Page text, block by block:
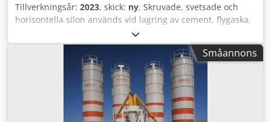
Tillverkningsår: 2023, skick: ny, Skruvade, svetsade och
horisontella silon används vid lagring av cement, flygaska,
bentonit och andra bulkmaterial. Csdpfx Amegau Umeroha
Svetsade silon För mindre lagringskapaciteter föredras
svetsade silon, då de kan monteras och tas i drift inom två
timmar med endast en kran. Denna lösning är att föredra
vid lokala installationer där transportkostnader kan
försummas. Semix kan tillverka svetsade silon med en
kapacitet från 50 till 150 ton. Skruvade silon Skruvade silon
Småannons